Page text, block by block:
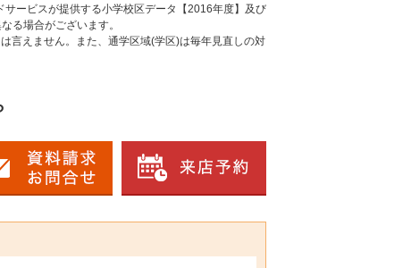
ービスが提供する小学校区データ【2016年度】及び
る場合がございます。
言えません。また、通学区域(学区)は毎年見直しの対